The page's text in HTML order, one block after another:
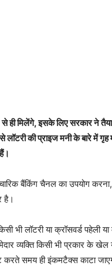
मिलेंगे, इसके लिए सरकार ने
लॉटरी की प्राइज मनी के बारे में गृह
बैंकिंग चैनल का उपयोग
है।
भी लॉटरी या क्रॉसवर्ड पहेली
व्यक्ति किसी भी प्रकार के खेल
करते समय ही इंकमटैक्स काटा